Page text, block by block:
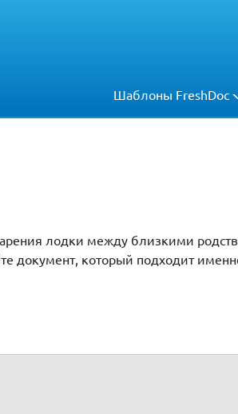
Шаблоны FreshDoc
лодки между близкими
документ, который подходит